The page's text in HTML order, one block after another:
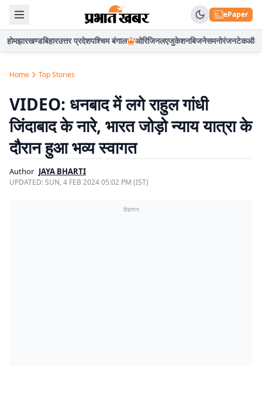
ePaper
होमझारखण्डबिहारउत्तर प्रदेशपश्चिम बंगाल ओरिजिनलएजुकेशनबिजनेसमनोरंजनटेकऑटो
Home Top Stories
VIDEO: धनबाद में लगे राहुल गांधी
जिंदाबाद के नारे, भारत जोड़ो न्याय यात्रा के
दौरान हुआ भव्य स्वागत
Author JAYA BHARTI
UPDATED:SUN, 4 FEB 2024 05:02 PM (IST)
विज्ञापन